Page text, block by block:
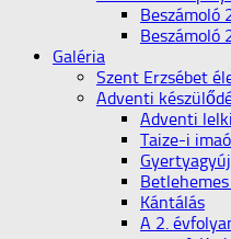
Beszámoló
Beszámoló
Galéria
Szent Erzsébet
Adventi
Adventi
Taize-i
Kántálás
A 2.